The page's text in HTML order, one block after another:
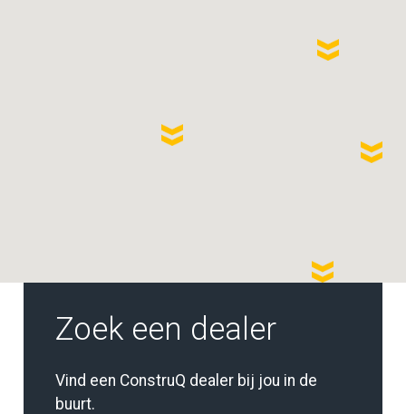
Zoek een dealer
Vind een ConstruQ dealer bij jou in de
buurt.